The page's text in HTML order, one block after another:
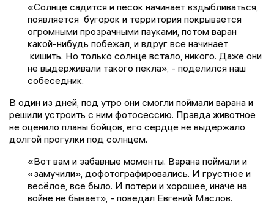
«Солнце садится и песок начинает вздыбливаться,
появляется бугорок и территория покрывается
огромными прозрачными пауками, потом варан
какой-нибудь побежал, и вдруг все начинает
кишить. Но только солнце встало, никого. Даже они
не выдерживали такого пекла», - поделился наш
собеседник.
В один из дней, под утро они смогли поймали варана и
решили устроить с ним фотосессию. Правда животное
не оценило планы бойцов, его сердце не выдержало
долгой прогулки под солнцем.
«Вот вам и забавные моменты. Варана поймали и
«замучили», дофотографировались. И грустное и
весёлое, все было. И потери и хорошее, иначе на
войне не бывает», - поведал Евгений Маслов.